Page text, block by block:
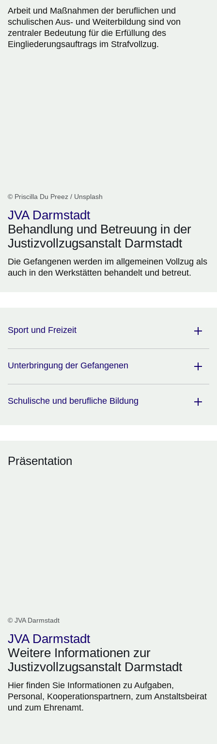
Arbeit und Maßnahmen der beruflichen und
schulischen Aus- und Weiterbildung sind von
zentraler Bedeutung für die Erfüllung des
Eingliederungsauftrags im Strafvollzug.
© Priscilla Du Preez / Unsplash
JVA Darmstadt
Behandlung und Betreuung in der
Justizvollzugsanstalt Darmstadt
Die Gefangenen werden im allgemeinen Vollzug als
auch in den Werkstätten behandelt und betreut.
Sport und Freizeit
Unterbringung der Gefangenen
Schulische und berufliche Bildung
Präsentation
© JVA Darmstadt
JVA Darmstadt
Weitere Informationen zur
Justizvollzugsanstalt Darmstadt
Hier finden Sie Informationen zu Aufgaben,
Personal, Kooperationspartnern, zum Anstaltsbeirat
und zum Ehrenamt.